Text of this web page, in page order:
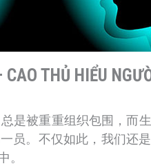
THỦ HIỂU
是被重重组织包围，而
员。不仅如此，我们还
。